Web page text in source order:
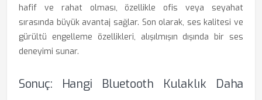
hafif ve rahat olması, özellikle ofis veya seyahat
sırasında büyük avantaj sağlar. Son olarak, ses kalitesi ve
gürültü engelleme özellikleri, alışılmışın dışında bir ses
deneyimi sunar.
Sonuç: Hangi Bluetooth Kulaklık Daha